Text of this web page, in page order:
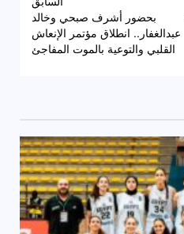
بحضور أشرف صبحي وخالد
عبدالغفار.. انطلاق مؤتمر الإنعاش
القلبي والتوعية بالموت المفاجئ